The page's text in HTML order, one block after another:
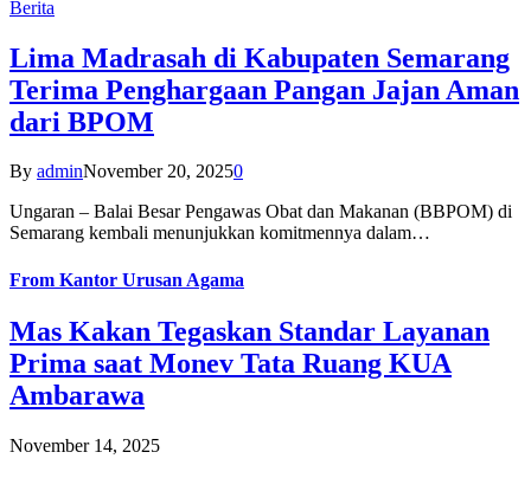
Berita
Lima Madrasah di Kabupaten Semarang
Terima Penghargaan Pangan Jajan Aman
dari BPOM
By adminNovember 20, 20250
Ungaran – Balai Besar Pengawas Obat dan Makanan (BBPOM) di
Semarang kembali menunjukkan komitmennya dalam…
From Kantor Urusan Agama
Mas Kakan Tegaskan Standar Layanan
Prima saat Monev Tata Ruang KUA
Ambarawa
November 14, 2025